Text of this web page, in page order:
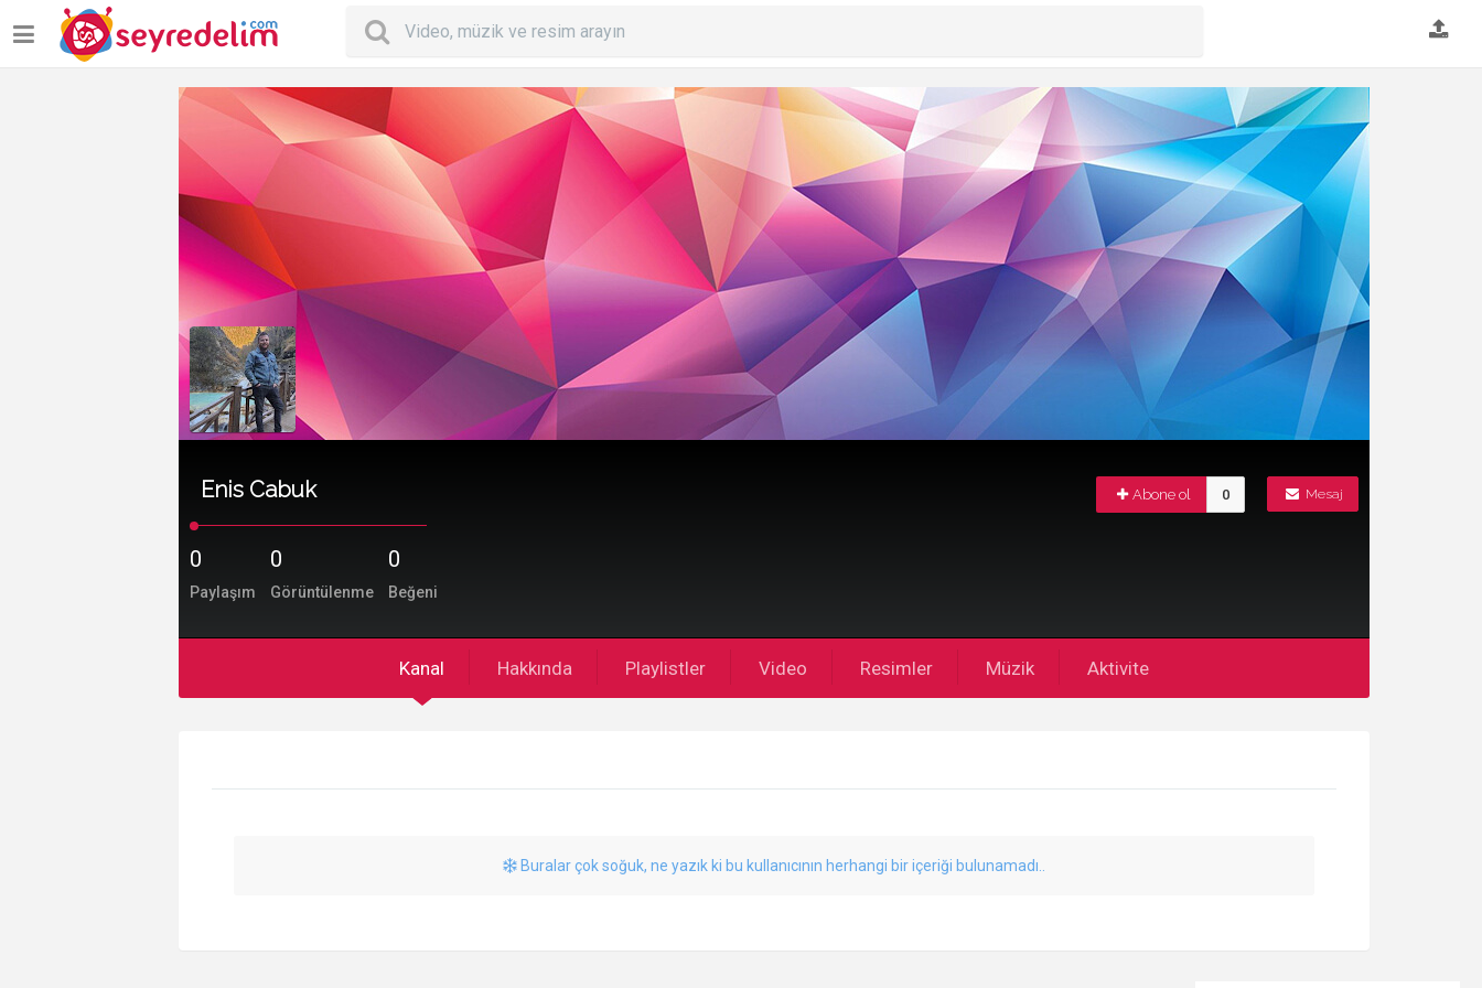
Enis Cabuk Mesaj
Abone ol 0
0
Paylaşım
0
Görüntülenme
0
Beğeni
Kanal Hakkında Playlistler Video Resimler Müzik Aktivite
Buralar çok soğuk, ne yazık ki bu kullanıcının herhangi bir içeriği bulunamadı..